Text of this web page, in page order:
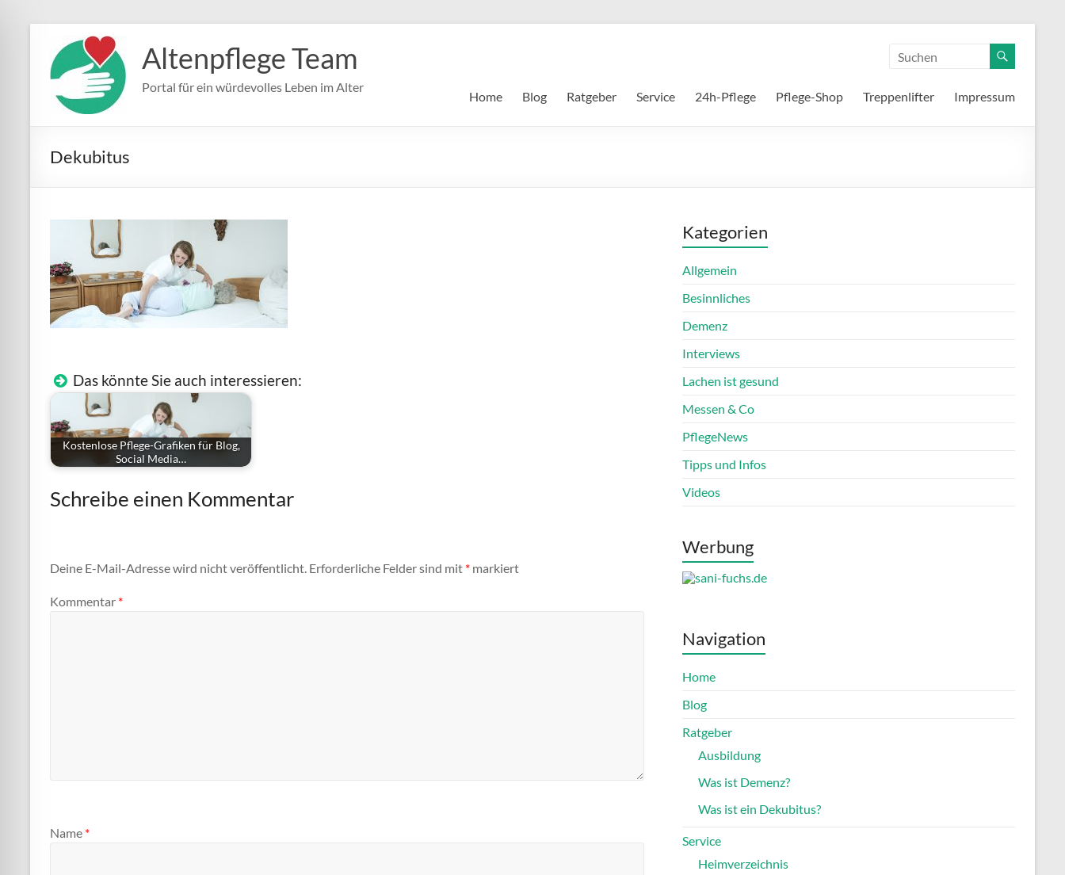
Inhalt
springen
Altenpflege Team
Portal für ein würdevolles Leben im Alter
Home Blog Ratgeber Service 24h-Pflege Pflege-Shop Treppenlifter Impressum
Dekubitus
Das könnte Sie auch interessieren:
Kostenlose Pflege-Grafiken für Blog,
Social Media…
Schreibe einen Kommentar
Deine E-Mail-Adresse wird nicht veröffentlicht. Erforderliche Felder sind mit * markiert
Kommentar *
Name *
Kategorien
Allgemein
Besinnliches
Demenz
Interviews
Lachen ist gesund
Messen & Co
PflegeNews
Tipps und Infos
Videos
Werbung
Navigation
Home
Blog
Ratgeber
Ausbildung
Was ist Demenz?
Was ist ein Dekubitus?
Service
Heimverzeichnis